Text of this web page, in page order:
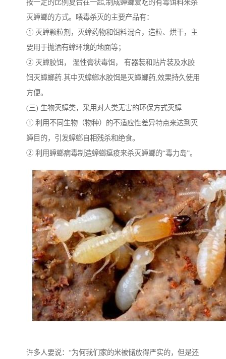
按一定的比例复合在一起,制成蟑螂爱吃的有毒饵料来杀
灭蟑螂的方式。喂毒杀灭的主要产品有：
① 灭蟑颗粒剂，灭蟑药物和饵料混合，造粒、烘干，主
要用于抛洒有蟑环境的地面等；
② 灭蟑胶饵， 湿性膏状毒饵， 有器装和贴片装及水胶
饵灭蟑螂药.其中灭蟑螂水胶饵是灭蟑螂药,效果持久使用
方便。
(三) 生物灭蟑类，采用对人类无害的环保方式灭蟑:
① 利用不同生物（物种）的不适应性差异特点来达到灭
蟑目的，引发蟑螂自相残杀和绝食。
② 利用蟑螂病毒制造蟑螂瘟疫来杀灭蟑螂的“毒力岛”。
许多人要说：“为何我们家的米被储放得严实的，但是还